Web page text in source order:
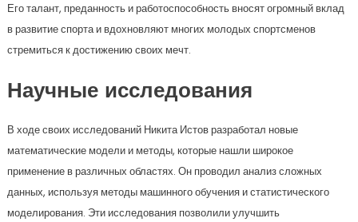
Его талант, преданность и работоспособность вносят огромный вклад
в развитие спорта и вдохновляют многих молодых спортсменов
стремиться к достижению своих мечт.
Научные исследования
В ходе своих исследований Никита Истов разработал новые
математические модели и методы, которые нашли широкое
применение в различных областях. Он проводил анализ сложных
данных, используя методы машинного обучения и статистического
моделирования. Эти исследования позволили улучшить